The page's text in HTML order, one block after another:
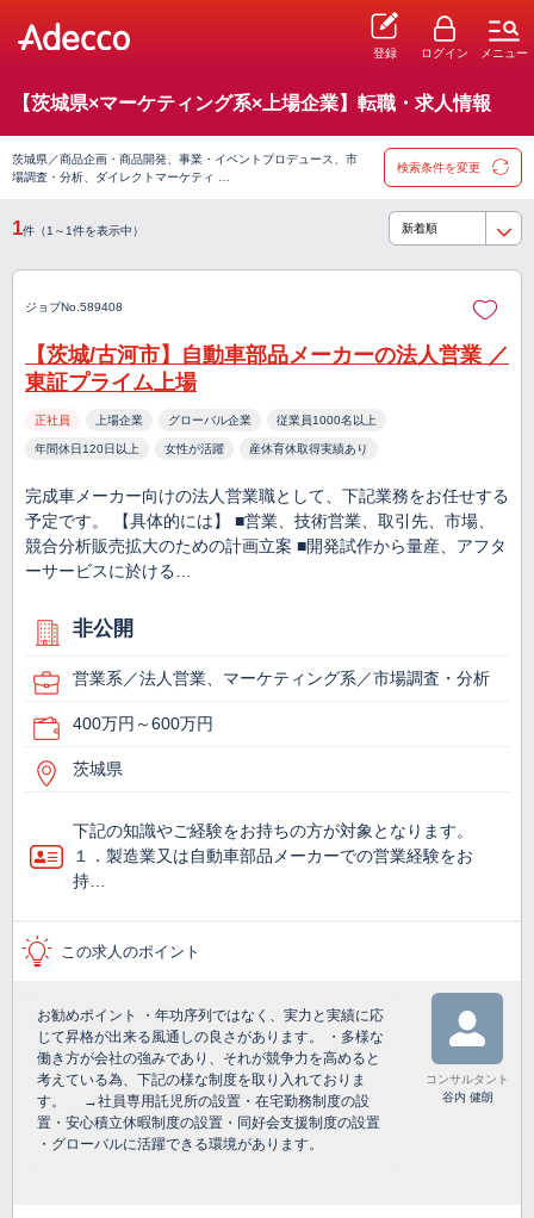
登録 ログイン メニュー
【茨城県×マーケティング系×上場企業】転職・求人情報
茨城県／商品企画・商品開発、事業・イベントプロデュース、市
場調査・分析、ダイレクトマーケティ …
検索条件を変更
1件（1～1件を表示中）
ジョブNo.589408
【茨城/古河市】自動車部品メーカーの法人営業 ／
東証プライム上場
正社員 上場企業 グローバル企業 従業員1000名以上
年間休日120日以上 女性が活躍 産休育休取得実績あり
完成車メーカー向けの法人営業職として、下記業務をお任せする
予定です。 【具体的には】 ■営業、技術営業、取引先、市場、
競合分析販売拡大のための計画立案 ■開発試作から量産、アフタ
ーサービスに於ける…
非公開
営業系／法人営業、マーケティング系／市場調査・分析
400万円～600万円
茨城県
下記の知識やご経験をお持ちの方が対象となります。
１．製造業又は自動車部品メーカーでの営業経験をお
持…
この求人のポイント
お勧めポイント ・年功序列ではなく、実力と実績に応
じて昇格が出来る風通しの良さがあります。 ・多様な
働き方が会社の強みであり、それが競争力を高めると
考えている為、下記の様な制度を取り入れておりま
す。 →社員専用託児所の設置・在宅勤務制度の設
置・安心積立休暇制度の設置・同好会支援制度の設置
・グローバルに活躍できる環境があります。
コンサルタント
谷内 健朗